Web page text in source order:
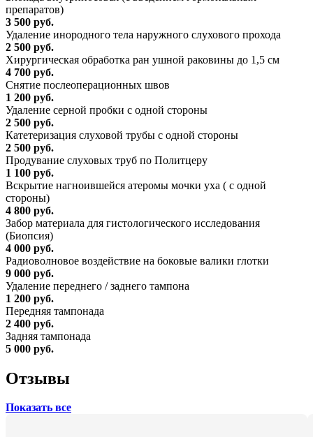
препаратов)
3 500 руб.
Удаление инородного тела наружного слухового прохода
2 500 руб.
Хирургическая обработка ран ушной раковины до 1,5 см
4 700 руб.
Снятие послеоперационных швов
1 200 руб.
Удаление серной пробки с одной стороны
2 500 руб.
Катетеризация слуховой трубы с одной стороны
2 500 руб.
Продувание слуховых труб по Политцеру
1 100 руб.
Вскрытие нагноившейся атеромы мочки уха ( с одной
стороны)
4 800 руб.
Забор материала для гистологического исследования
(Биопсия)
4 000 руб.
Радиоволновое воздействие на боковые валики глотки
9 000 руб.
Удаление переднего / заднего тампона
1 200 руб.
Передняя тампонада
2 400 руб.
Задняя тампонада
5 000 руб.
Отзывы
Показать все